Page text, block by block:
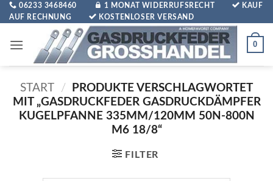
Zum
Inhalt
06233 3468460 1 MONAT WIDERRUFSRECHT
KAUF
AUF RECHNUNG
KOSTENLOSER VERSAND
0
START /
PRODUKTE VERSCHLAGWORTET
MIT „GASDRUCKFEDER GASDRUCKDÄMPFER
KUGELPFANNE 335MM/120MM 50N-800N
M6 18/8“
FILTER